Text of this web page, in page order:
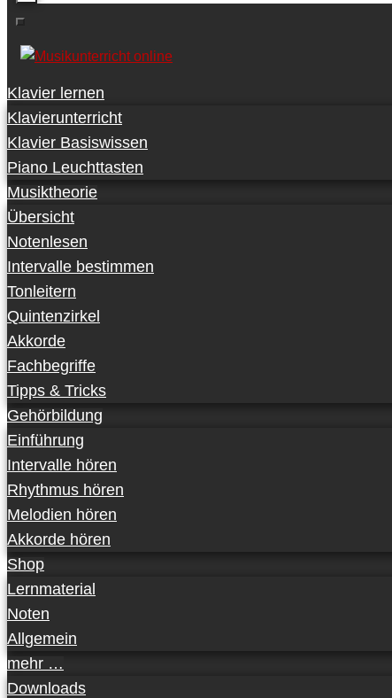
Klavier lernen
Klavierunterricht
Klavier Basiswissen
Piano Leuchttasten
Musiktheorie
Übersicht
Notenlesen
Intervalle bestimmen
Tonleitern
Quintenzirkel
Akkorde
Fachbegriffe
Tipps & Tricks
Gehörbildung
Einführung
Intervalle hören
Rhythmus hören
Melodien hören
Akkorde hören
Shop
Lernmaterial
Noten
Allgemein
mehr …
Downloads